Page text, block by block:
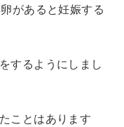
があると妊娠する
するようにしまし
ことはあります